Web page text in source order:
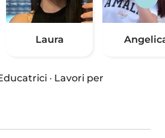
Laura
· Lavori per